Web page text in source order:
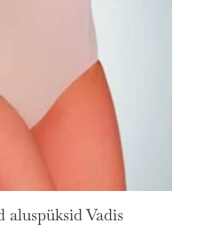
Vadis